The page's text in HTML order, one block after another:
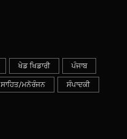
ਖੇਡ ਖਿਡਾਰੀ ਪੰਜਾਬ
ਸਾਹਿਤ/ਮਨੋਰੰਜਨ ਸੰਪਾਦਕੀ